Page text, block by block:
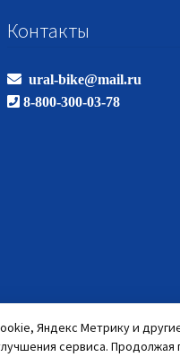
Контакты
ural-bike@mail.ru
8-800-300-03-78
Яндекс Метрику и
сервиса. Продолжая